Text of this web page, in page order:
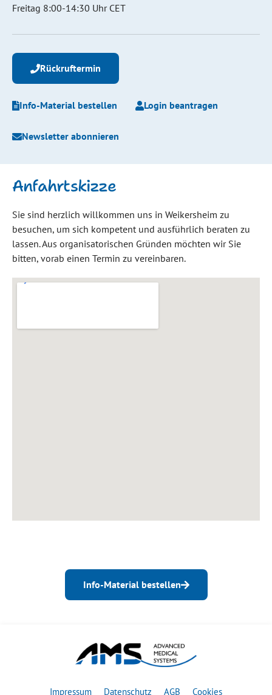
Freitag 8:00-14:30 Uhr CET
Rückruftermin
Info-Material bestellen Login beantragen
Newsletter abonnieren
Anfahrtskizze
Sie sind herzlich willkommen uns in Weikersheim zu
besuchen, um sich kompetent und ausführlich beraten zu
lassen. Aus organisatorischen Gründen möchten wir Sie
bitten, vorab einen Termin zu vereinbaren.
Info-Material bestellen
Impressum Datenschutz AGB Cookies